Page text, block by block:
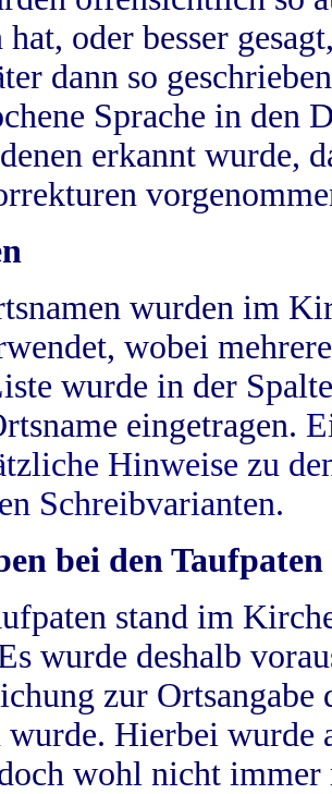
hat, oder besser
dann so
Sprache in
erkannt wurde,
wurden im
wobei
wurde in der
eingetragen.
Hinweise zu
Schreibvarianten.
bei den Taufpaten
stand im
wurde deshalb
zur
wurde. Hierbei wurde
wohl nicht